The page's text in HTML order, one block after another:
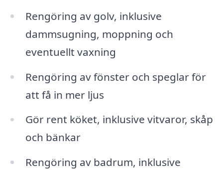
Rengöring av golv, inklusive
dammsugning, moppning och
eventuellt vaxning
Rengöring av fönster och speglar för
att få in mer ljus
Gör rent köket, inklusive vitvaror, skåp
och bänkar
Rengöring av badrum, inklusive